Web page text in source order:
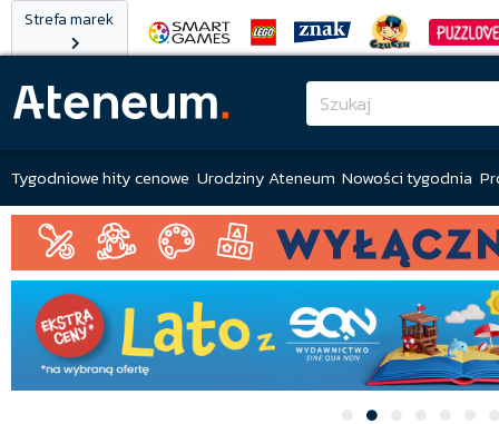
Strefa marek
Tygodniowe hity cenowe Urodziny Ateneum Nowości tygodnia